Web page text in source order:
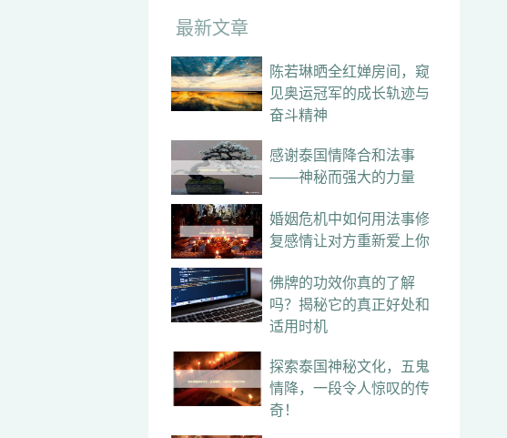
最新文章
陈若琳晒全红婵房间，窥
见奥运冠军的成长轨迹与
奋斗精神
感谢泰国情降合和法事
——神秘而强大的力量
婚姻危机中如何用法事修
复感情让对方重新爱上你
佛牌的功效你真的了解
吗？揭秘它的真正好处和
适用时机
探索泰国神秘文化，五鬼
情降，一段令人惊叹的传
奇！